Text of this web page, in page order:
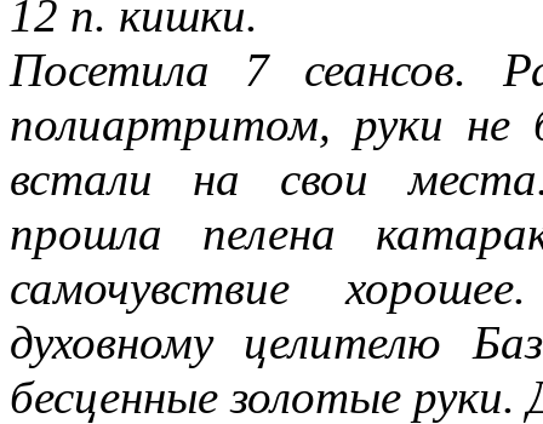
12 п. кишки.
Посетила 7 сеансов.
полиартритом, руки не
встали на свои места.
прошла пелена
самочувствие
духовному целителю
бесценные золотые руки.